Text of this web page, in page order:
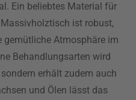
Ein beliebtes Material für
ist robust,
Atmosphäre im
Behandlungsarten wird
erhält zudem auch
und Ölen lässt das